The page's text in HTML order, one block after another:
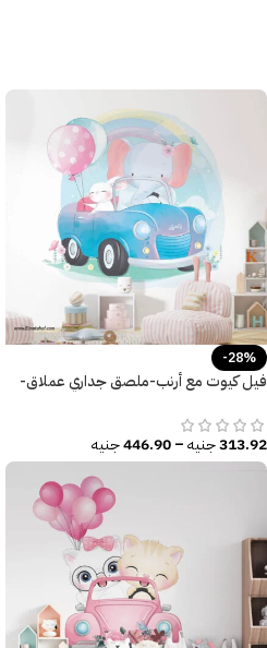
-28%
فيل كيوت مع أرنب-ملصق جداري عملاق-
313.92جنيه–
446.90جنيه